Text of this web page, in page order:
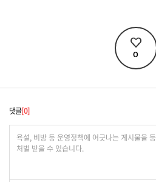
0
댓글 0